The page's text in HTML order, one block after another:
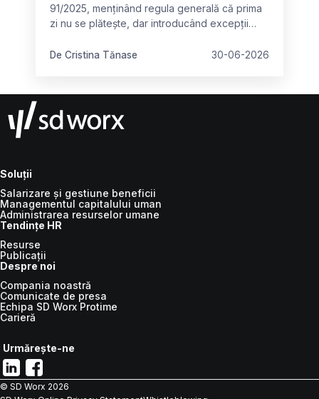
91/2025, menținând regula generală că prima
zi nu se plătește, dar introducând excepții
(maternitate, oncologie, spitalizare) și
De Cristina Tănase 30-06-2026
Soluții
Salarizare și gestiune beneficii
Managementul capitalului uman
Administrarea resurselor umane
Tendințe HR
Resurse
Publicații
Despre noi
Compania noastră
Comunicate de presa
Echipa SD Worx Protime
Carieră
Urmărește-ne
© SD Worx 2026